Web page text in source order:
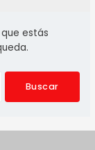
estás